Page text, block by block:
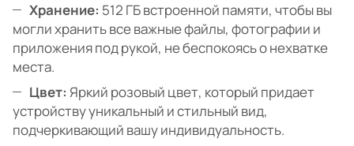
Хранение: 512 ГБ встроенной памяти, чтобы вы
могли хранить все важные файлы, фотографии и
приложения под рукой, не беспокоясь о нехватке
места.
Цвет: Яркий розовый цвет, который придает
устройству уникальный и стильный вид,
подчеркивающий вашу индивидуальность.